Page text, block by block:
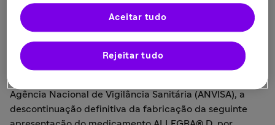
LEIA MAIS • 5 de julho de 2021
São Paulo, 05 de julho de 2021
Agência Nacional de Vigilância Sanitária (ANVISA), a
descontinuação definitiva da fabricação da seguinte
Rejeitar tudo
Aceitar tudo